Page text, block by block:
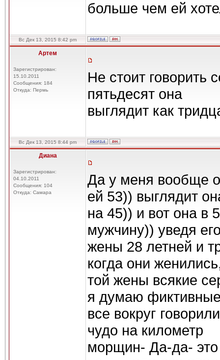
больше чем ей
Вс Дек 13, 2015 8:42 pm
Артем
Зарегистрирован:
15.10.2011
Сообщения: 184
Откуда: Пермь
Не стоит говорить
пятьдесят она
выглядит как
Вс Дек 13, 2015 8:44 pm
Диана
Зарегистрирован:
04.10.2011
Сообщения: 104
Откуда: Самара
Да у меня вообще
ей 53)) выглядит
на 45)) и вот она в
мужчину)) уведя
жены 28 летней и
когда они
той жены всякие
я думаю
все вокруг
чудо на километр
морщин- Да-да-